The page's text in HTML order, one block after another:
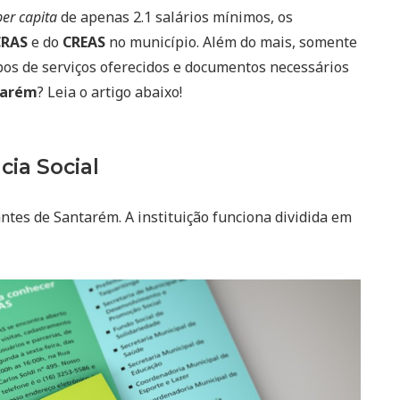
capitade apenas 2.1 salários mínimos, os
e do CREAS no município. Além do mais, somente
de serviços oferecidos e documentos necessários
? Leia o artigo abaixo!
Social
de Santarém. A instituição funciona dividida em